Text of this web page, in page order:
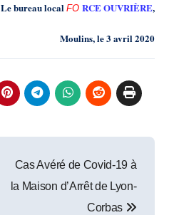
Le bureau local FO RCE OUVRIÈRE,
Moulins, le 3 avril 2020
Cas Avéré de Covid-19 à
la Maison d’Arrêt de Lyon-
Corbas